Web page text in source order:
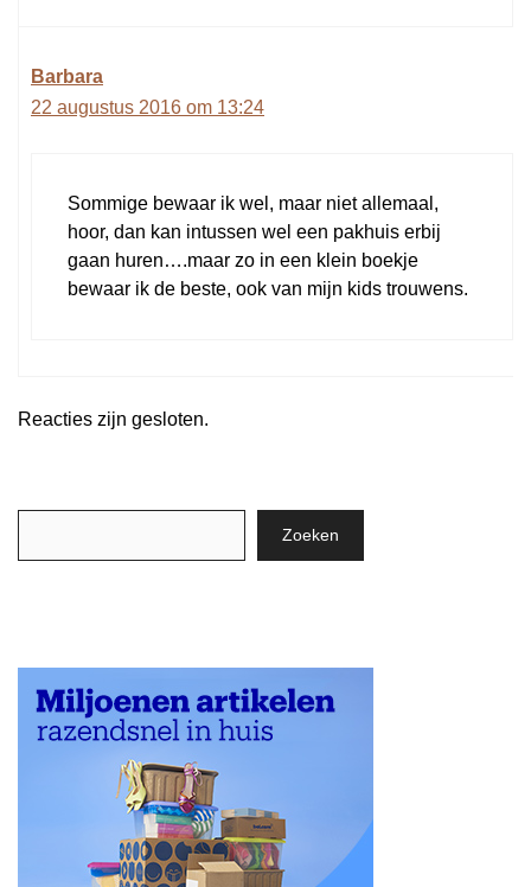
Barbara
22 augustus 2016 om 13:24
Sommige bewaar ik wel, maar niet allemaal,
hoor, dan kan intussen wel een pakhuis erbij
gaan huren….maar zo in een klein boekje
bewaar ik de beste, ook van mijn kids trouwens.
Reacties zijn gesloten.
Zoeken